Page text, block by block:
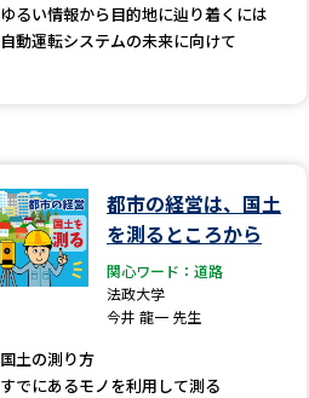
学
ゆるい情報から目的地に辿り着くには
自動運転システムの未来に向けて
都市の経営は、国土
を測るところから
関心ワード：道路
法政大学
今井 龍一 先生
国土の測り方
すでにあるモノを利用して測る